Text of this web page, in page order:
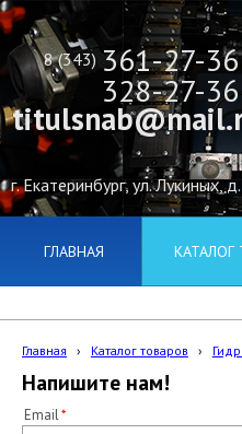
8 (343) 361-27-36
г. Екатеринбург, ул. Лукиных,
328-27-36
ГЛАВНАЯ КАТАЛОГ
Главная › Каталог товаров ›
Напишите нам!
Email